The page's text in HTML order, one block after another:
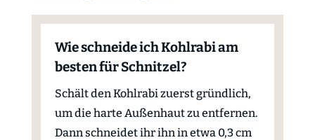
Wie schneide ich Kohlrabi am
besten für Schnitzel?
Schält den Kohlrabi zuerst gründlich,
um die harte Außenhaut zu entfernen.
Dann schneidet ihr ihn in etwa 0,3 cm